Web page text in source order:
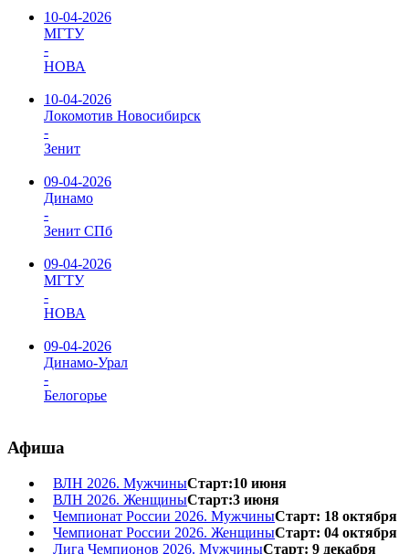
10-04-2026
МГТУ
-
НОВА
10-04-2026
Локомотив Новосибирск
-
Зенит
09-04-2026
Динамо
-
Зенит СПб
09-04-2026
МГТУ
-
НОВА
09-04-2026
Динамо-Урал
-
Белогорье
Афиша
ВЛН 2026. МужчиныСтарт:10 июня
ВЛН 2026. ЖенщиныСтарт:3 июня
Чемпионат России 2026. МужчиныСтарт: 18 октября
Чемпионат России 2026. ЖенщиныСтарт: 04 октября
Лига Чемпионов 2026. МужчиныСтарт: 9 декабря